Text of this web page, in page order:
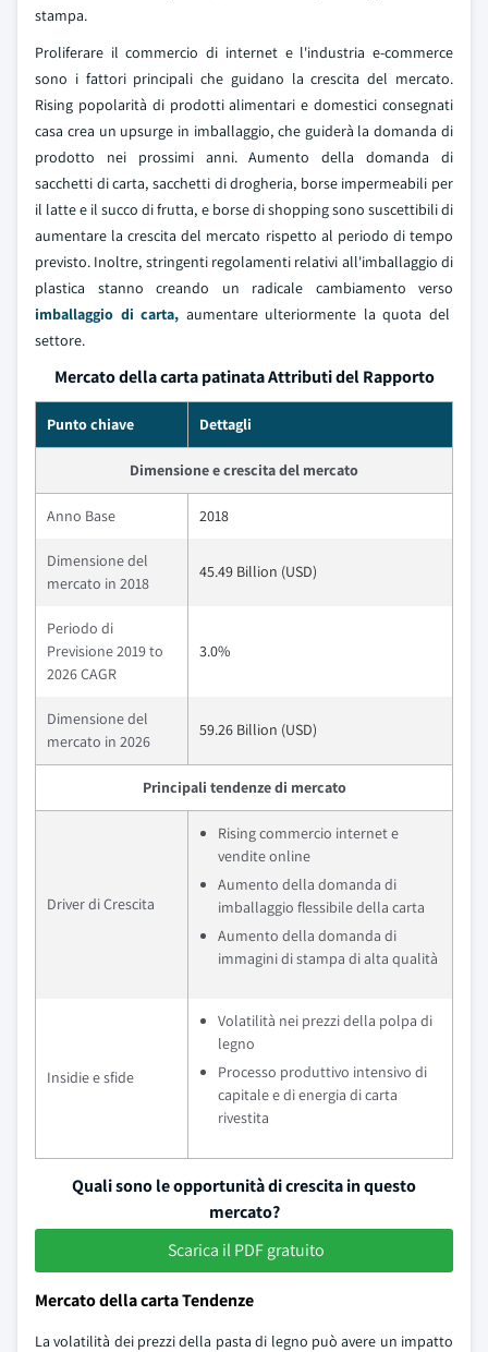
stampa.
Proliferare il commercio di internet e l'industria e-commerce
sono i fattori principali che guidano la crescita del mercato.
Rising popolarità di prodotti alimentari e domestici consegnati
casa crea un upsurge in imballaggio, che guiderà la domanda di
prodotto nei prossimi anni. Aumento della domanda di
sacchetti di carta, sacchetti di drogheria, borse impermeabili per
il latte e il succo di frutta, e borse di shopping sono suscettibili di
aumentare la crescita del mercato rispetto al periodo di tempo
previsto. Inoltre, stringenti regolamenti relativi all'imballaggio di
plastica stanno creando un radicale cambiamento verso
imballaggio di carta, aumentare ulteriormente la quota del
settore.
Mercato della carta patinata Attributi del Rapporto
Punto chiave Dettagli
Dimensione e crescita del mercato
Anno Base 2018
Dimensione del
mercato in 2018
45.49 Billion (USD)
Periodo di
Previsione 2019 to
2026 CAGR
3.0%
Dimensione del
mercato in 2026
59.26 Billion (USD)
Principali tendenze di mercato
Driver di Crescita
Rising commercio internet e
vendite online
Aumento della domanda di
imballaggio flessibile della carta
Aumento della domanda di
immagini di stampa di alta qualità
Insidie e sfide
Volatilità nei prezzi della polpa di
legno
Processo produttivo intensivo di
capitale e di energia di carta
rivestita
Quali sono le opportunità di crescita in questo
mercato?
Scarica il PDF gratuito
Mercato della carta Tendenze
La volatilità dei prezzi della pasta di legno può avere un impatto